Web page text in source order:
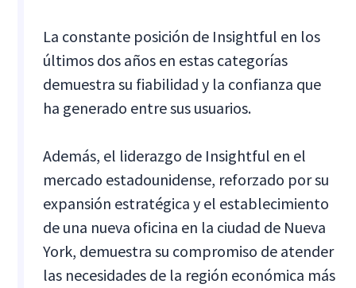
La constante posición de Insightful en los
últimos dos años en estas categorías
demuestra su fiabilidad y la confianza que
ha generado entre sus usuarios.
Además, el liderazgo de Insightful en el
mercado estadounidense, reforzado por su
expansión estratégica y el establecimiento
de una nueva oficina en la ciudad de Nueva
York, demuestra su compromiso de atender
las necesidades de la región económica más